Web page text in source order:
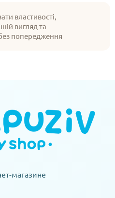
властивості,
вигляд та
попередження
магазине